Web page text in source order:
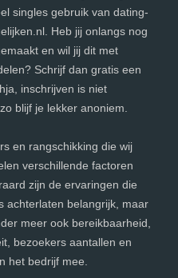
singles gebruik van dating-
Heb jij onlangs nog
en wil jij dit met
Schrijf dan gratis een
inschrijven is niet
blijf je lekker anoniem.
en rangschikking die wij
verschillende factoren
zijn de ervaringen die
achterlaten belangrijk, maar
meer ook bereikbaarheid,
bezoekers aantallen en
het bedrijf mee.